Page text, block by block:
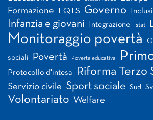
Formazione FQTS Governo
Infanzia e giovani Integrazione Istat
Monitoraggio povertà
sociali Povertà Povertà educativa
Protocollo d'intesa Riforma Terzo
Servizio civile Sport sociale Sud
Volontariato Welfare